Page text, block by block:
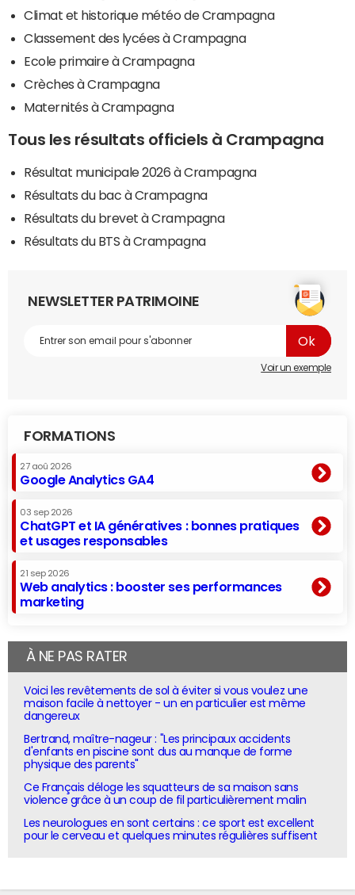
Climat et historique météo de Crampagna
Classement des lycées à Crampagna
Ecole primaire à Crampagna
Crèches à Crampagna
Maternités à Crampagna
Tous les résultats officiels à Crampagna
Résultat municipale 2026 à Crampagna
Résultats du bac à Crampagna
Résultats du brevet à Crampagna
Résultats du BTS à Crampagna
NEWSLETTER PATRIMOINE
Voir un exemple
FORMATIONS
27 aoû 2026
Google Analytics GA4
03 sep 2026
ChatGPT et IA génératives : bonnes pratiques
et usages responsables
21 sep 2026
Web analytics : booster ses performances
marketing
À NE PAS RATER
Voici les revêtements de sol à éviter si vous voulez une
maison facile à nettoyer - un en particulier est même
dangereux
Bertrand, maître-nageur : "Les principaux accidents
d'enfants en piscine sont dus au manque de forme
physique des parents"
Ce Français déloge les squatteurs de sa maison sans
violence grâce à un coup de fil particulièrement malin
Les neurologues en sont certains : ce sport est excellent
pour le cerveau et quelques minutes régulières suffisent